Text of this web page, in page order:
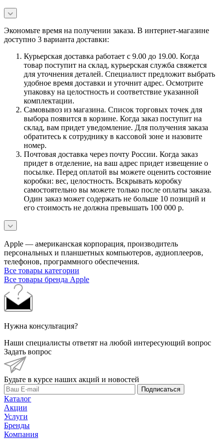
Экономьте время на получении заказа. В интернет-магазине
доступно 3 варианта доставки:
Курьерская доставка работает с 9.00 до 19.00. Когда
товар поступит на склад, курьерская служба свяжется
для уточнения деталей. Специалист предложит выбрать
удобное время доставки и уточнит адрес. Осмотрите
упаковку на целостность и соответствие указанной
комплектации.
Самовывоз из магазина. Список торговых точек для
выбора появится в корзине. Когда заказ поступит на
склад, вам придет уведомление. Для получения заказа
обратитесь к сотруднику в кассовой зоне и назовите
номер.
Почтовая доставка через почту России. Когда заказ
придет в отделение, на ваш адрес придет извещение о
посылке. Перед оплатой вы можете оценить состояние
коробки: вес, целостность. Вскрывать коробку
самостоятельно вы можете только после оплаты заказа.
Один заказ может содержать не больше 10 позиций и
его стоимость не должна превышать 100 000 р.
Apple — американская корпорация, производитель
персональных и планшетных компьютеров, аудиоплееров,
телефонов, программного обеспечения.
Все товары категории
Все товары бренда Apple
Нужна консультация?
Наши специалисты ответят на любой интересующий вопрос
Задать вопрос
Будьте в курсе наших акций и новостей
Подписаться
Каталог
Акции
Услуги
Бренды
Компания